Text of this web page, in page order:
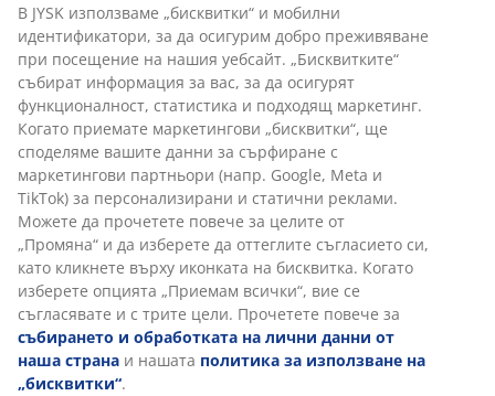
В JYSK използваме „бисквитки“ и мобилни
идентификатори, за да осигурим добро преживяване
при посещение на нашия уебсайт. „Бисквитките“
събират информация за вас, за да осигурят
функционалност, статистика и подходящ маркетинг.
Когато приемате маркетингови „бисквитки“, ще
споделяме вашите данни за сърфиране с
маркетингови партньори (напр. Google, Meta и
TikTok) за персонализирани и статични реклами.
Можете да прочетете повече за целите от
„Промяна“ и да изберете да оттеглите съгласието си,
като кликнете върху иконката на бисквитка. Когато
изберете опцията „Приемам всички“, вие се
съгласявате и с трите цели. Прочетете повече за
събирането и обработката на лични данни от
наша страна и нашата политика за използване на
„бисквитки“.